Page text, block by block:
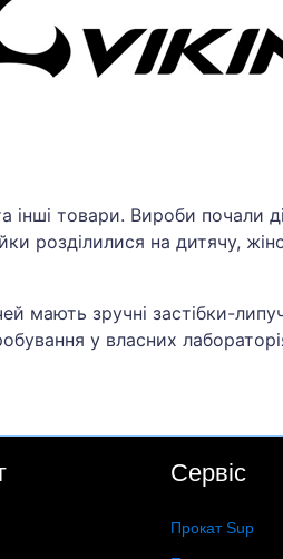
інші товари. Вироби почали
розділилися на дитячу,
мають зручні застібки-
у власних
Сервіс
Прокат Sup